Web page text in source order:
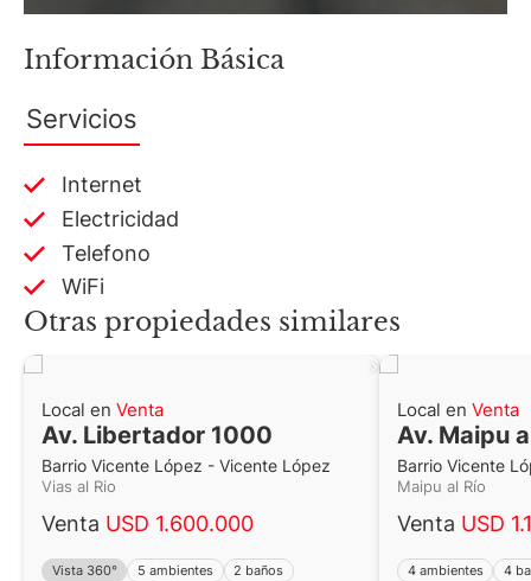
Información Básica
Servicios
Internet
Electricidad
Telefono
WiFi
Otras propiedades similares
Local en Venta
Av. Libertador 1000
Barrio Vicente López - Vicente López
Vias al Rio
Venta USD 1.600.000
Vista 360° 5 ambientes
2 baños
Local en Venta
Av. Maipu
Barrio Vicente
Maipu al Río
Venta USD
4 ambientes
4